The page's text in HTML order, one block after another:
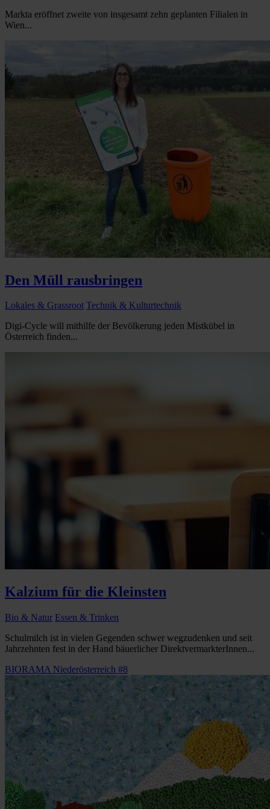
Markta eröffnet zweite von insgesamt zehn geplanten Filialen in
Wien...
Den Müll rausbringen
Lokales & Grassroot Technik & Kulturtechnik
Digi-Cycle will mithilfe der Bevölkerung jeden Mistkübel in
Österreich finden...
Kalzium für die Kleinsten
Bio & Natur Essen & Trinken
Schulmilch ist in vielen Gegenden schwer wegzudenken und seit
Jahrzehnten fest in der Hand bäuerlicher DirektvermarkterInnen...
BIORAMA Niederösterreich #8